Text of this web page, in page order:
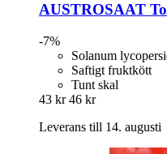
AUSTROSAAT
-7%
Solanum
Saftigt fruktkött
Tunt skal
43 kr 46 kr
Leverans till 14. augusti